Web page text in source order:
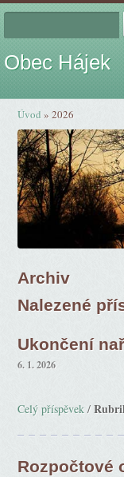
Obec Hájek
Úvod »2026
Archiv
Nalezené
Ukončení
6. 1. 2026
Celý příspěvek /
Rozpočtové